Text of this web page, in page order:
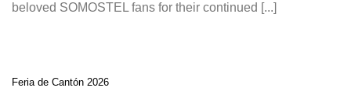
beloved SOMOSTEL fans for their continued [...]
Feria de Cantón 2026